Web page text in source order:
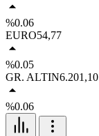
%0.06
EURO54,77
%0.05
GR. ALTIN6.201,10
%0.06